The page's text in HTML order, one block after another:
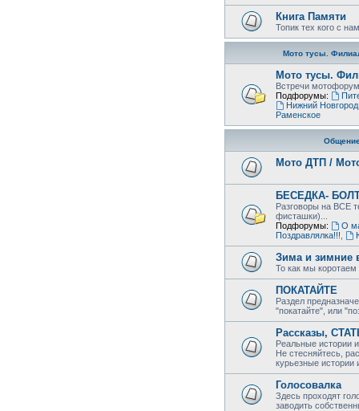
Книга Памяти
Топик тех кого с
Мото тусы.
Мото тусы.
Встречи
Подфорумы:
Нижний Новгород,
Раменское
Мото ДТП /
БЕСЕДКА-
Разговоры на ВСЕ
фисташки)...
Подфорумы:
О
Поздравлялка!!!
Зима и зимние
То как мы коротаем
ПОКАТАЙТЕ
Раздел
"покатайте", или
Рассказы,
Реальные истории
Не стесняйтесь,
курьезные истории
Голосовалка
Здесь проходят
заводить